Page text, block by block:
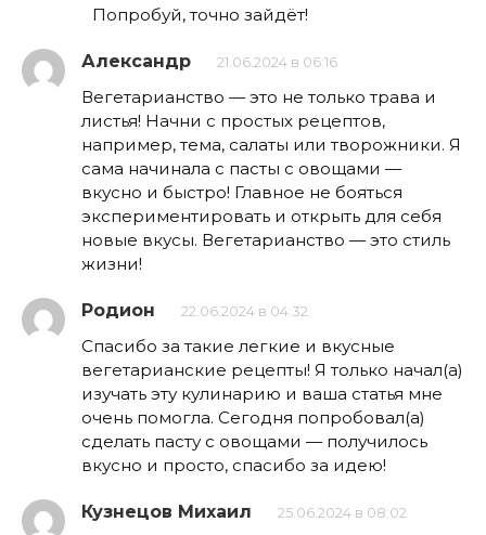
Попробуй, точно зайдёт!
Александр 21.06.2024 в 06:16
Вегетарианство — это не только трава и
листья! Начни с простых рецептов,
например, тема, салаты или творожники. Я
сама начинала с пасты с овощами —
вкусно и быстро! Главное не бояться
экспериментировать и открыть для себя
новые вкусы. Вегетарианство — это стиль
жизни!
Родион 22.06.2024 в 04:32
Спасибо за такие легкие и вкусные
вегетарианские рецепты! Я только начал(а)
изучать эту кулинарию и ваша статья мне
очень помогла. Сегодня попробовал(а)
сделать пасту с овощами — получилось
вкусно и просто, спасибо за идею!
Кузнецов Михаил 25.06.2024 в 08:02